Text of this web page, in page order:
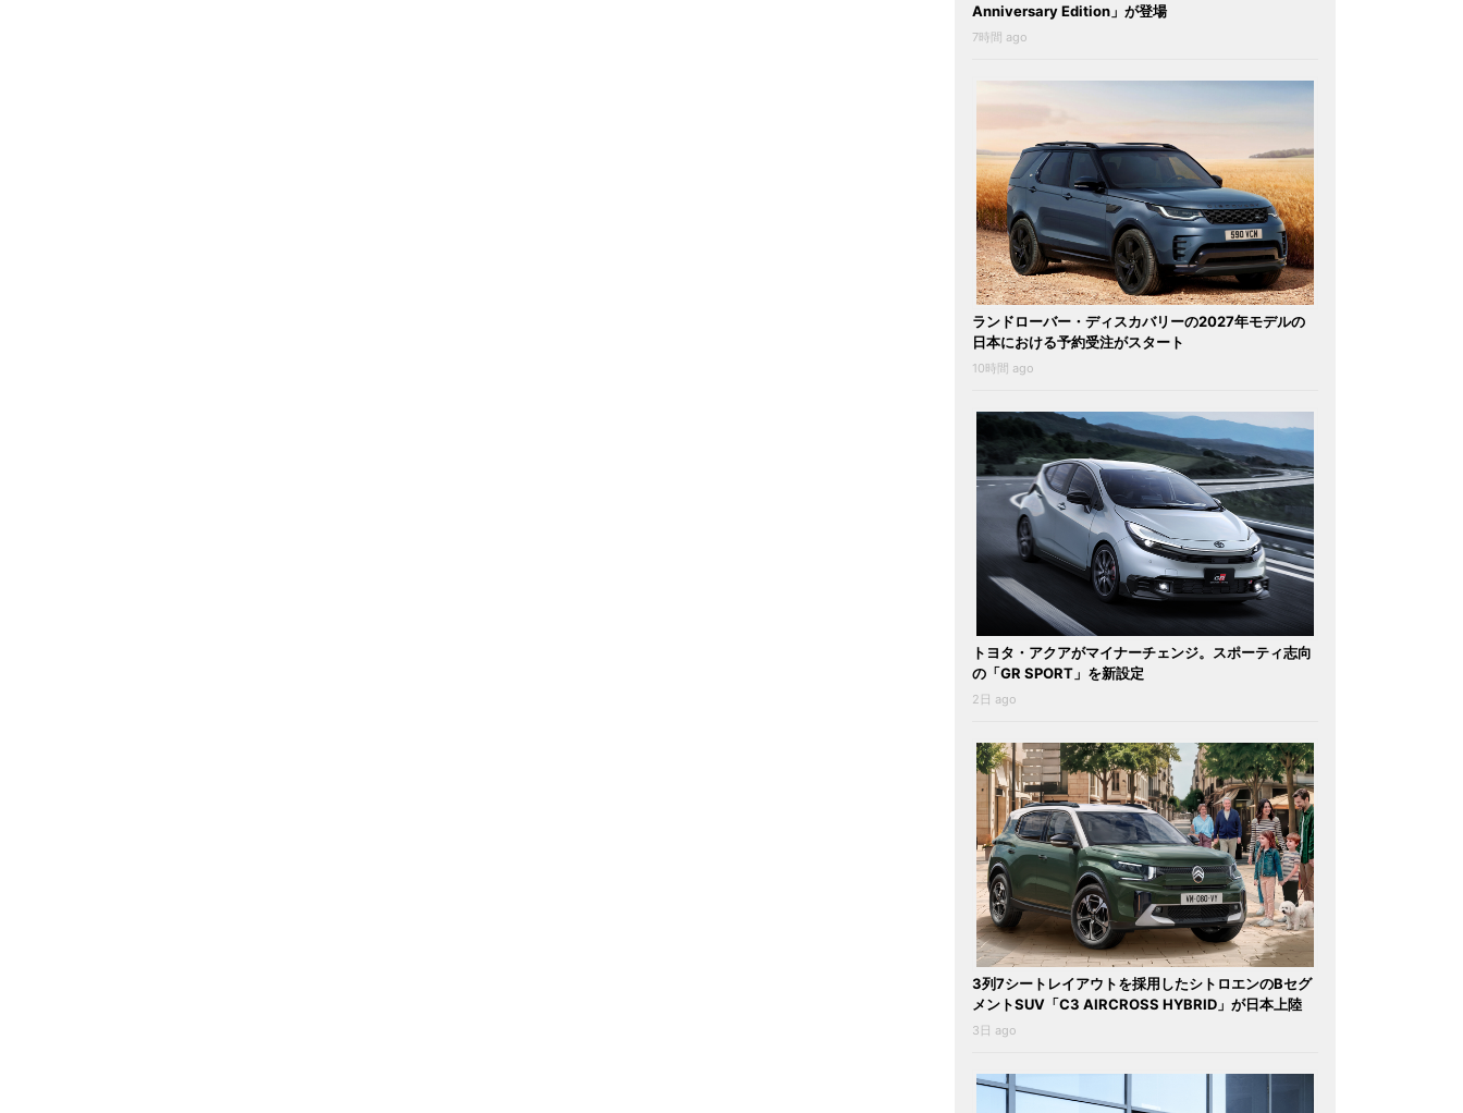
Anniversary Edition」が登場
7時間 ago
ランドローバー・ディスカバリーの2027年モデルの
日本における予約受注がスタート
10時間 ago
トヨタ・アクアがマイナーチェンジ。スポーティ志向
の「GR SPORT」を新設定
2日 ago
3列7シートレイアウトを採用したシトロエンのBセグ
メントSUV「C3 AIRCROSS HYBRID」が日本上陸
3日 ago